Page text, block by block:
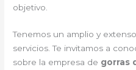
objetivo.
Tenemos un amplio y
servicios. Te invitamos a
sobre la empresa de gorras